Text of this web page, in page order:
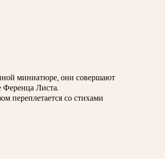
миниатюре, они совершают
Ференца Листа.
переплетается со стихами